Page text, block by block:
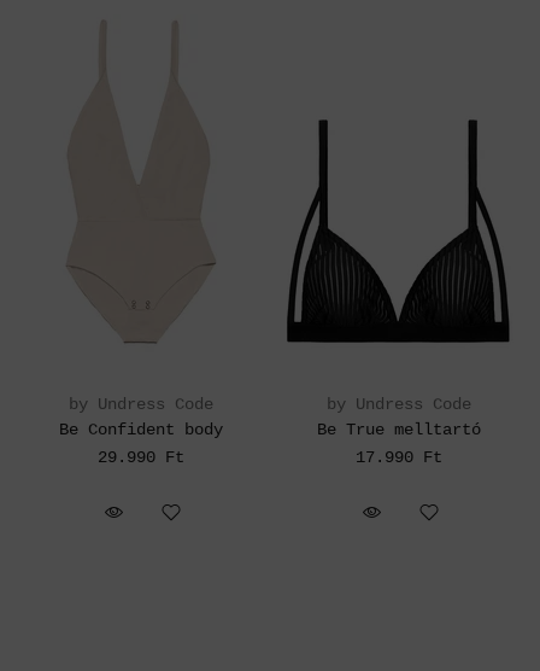
by Undress Code
Be Confident body
29.990 Ft
by Undress Code
Be True melltartó
17.990 Ft